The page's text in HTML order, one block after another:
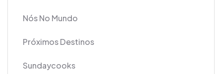
Nós No Mundo
Próximos Destinos
Sundaycooks